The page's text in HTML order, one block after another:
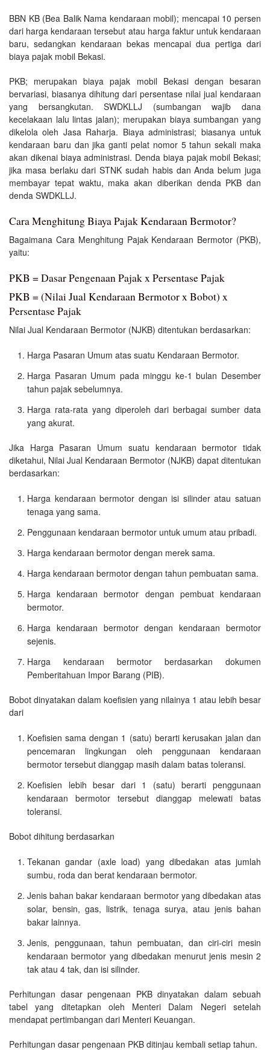
BBN KB (Bea Balik Nama kendaraan mobil); mencapai 10 persen
dari harga kendaraan tersebut atau harga faktur untuk kendaraan
baru, sedangkan kendaraan bekas mencapai dua pertiga dari
biaya pajak mobil Bekasi.
PKB; merupakan biaya pajak mobil Bekasi dengan besaran
bervariasi, biasanya dihitung dari persentase nilai jual kendaraan
yang bersangkutan. SWDKLLJ (sumbangan wajib dana
kecelakaan lalu lintas jalan); merupakan biaya sumbangan yang
dikelola oleh Jasa Raharja. Biaya administrasi; biasanya untuk
kendaraan baru dan jika ganti pelat nomor 5 tahun sekali maka
akan dikenai biaya administrasi. Denda biaya pajak mobil Bekasi;
jika masa berlaku dari STNK sudah habis dan Anda belum juga
membayar tepat waktu, maka akan diberikan denda PKB dan
denda SWDKLLJ.
Cara Menghitung Biaya Pajak Kendaraan Bermotor?
Bagaimana Cara Menghitung Pajak Kendaraan Bermotor (PKB),
yaitu:
PKB = Dasar Pengenaan Pajak x Persentase Pajak
PKB = (Nilai Jual Kendaraan Bermotor x Bobot) x
Persentase Pajak
Nilai Jual Kendaraan Bermotor (NJKB) ditentukan berdasarkan:
Harga Pasaran Umum atas suatu Kendaraan Bermotor.
Harga Pasaran Umum pada minggu ke-1 bulan Desember
tahun pajak sebelumnya.
Harga rata-rata yang diperoleh dari berbagai sumber data
yang akurat.
Jika Harga Pasaran Umum suatu kendaraan bermotor tidak
diketahui, Nilai Jual Kendaraan Bermotor (NJKB) dapat ditentukan
berdasarkan:
Harga kendaraan bermotor dengan isi silinder atau satuan
tenaga yang sama.
Penggunaan kendaraan bermotor untuk umum atau pribadi.
Harga kendaraan bermotor dengan merek sama.
Harga kendaraan bermotor dengan tahun pembuatan sama.
Harga kendaraan bermotor dengan pembuat kendaraan
bermotor.
Harga kendaraan bermotor dengan kendaraan bermotor
sejenis.
Harga kendaraan bermotor berdasarkan dokumen
Pemberitahuan Impor Barang (PIB).
Bobot dinyatakan dalam koefisien yang nilainya 1 atau lebih besar
dari
Koefisien sama dengan 1 (satu) berarti kerusakan jalan dan
pencemaran lingkungan oleh penggunaan kendaraan
bermotor tersebut dianggap masih dalam batas toleransi.
Koefisien lebih besar dari 1 (satu) berarti penggunaan
kendaraan bermotor tersebut dianggap melewati batas
toleransi.
Bobot dihitung berdasarkan
Tekanan gandar (axle load) yang dibedakan atas jumlah
sumbu, roda dan berat kendaraan bermotor.
Jenis bahan bakar kendaraan bermotor yang dibedakan atas
solar, bensin, gas, listrik, tenaga surya, atau jenis bahan
bakar lainnya.
Jenis, penggunaan, tahun pembuatan, dan ciri-ciri mesin
kendaraan bermotor yang dibedakan menurut jenis mesin 2
tak atau 4 tak, dan isi silinder.
Perhitungan dasar pengenaan PKB dinyatakan dalam sebuah
tabel yang ditetapkan oleh Menteri Dalam Negeri setelah
mendapat pertimbangan dari Menteri Keuangan.
Perhitungan dasar pengenaan PKB ditinjau kembali setiap tahun.